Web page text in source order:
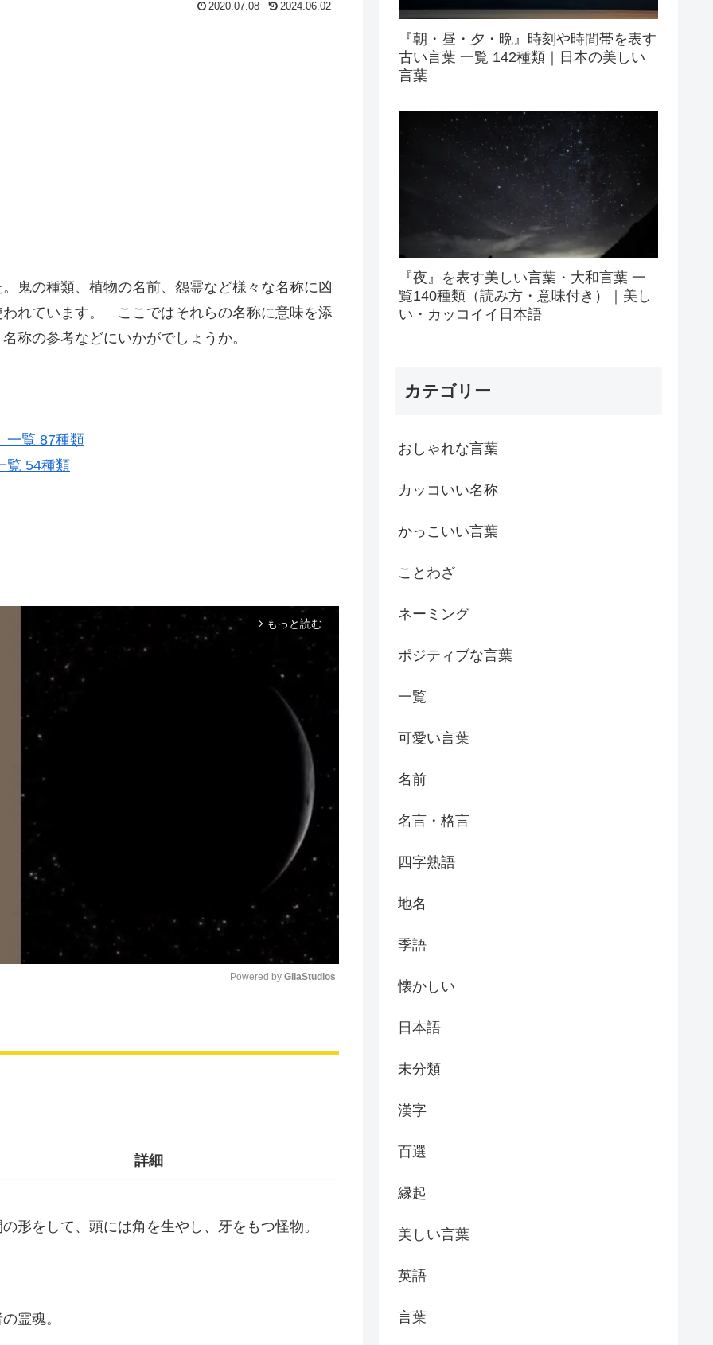
2020.07.08 2024.06.02
鬼の種類、植物の名前、怨霊など様々な名称に凶
れています。 ここではそれらの名称に意味を添
称の参考などにいかがでしょうか。
一覧 87種類
覧 54種類
arrow_forward_ios もっと読む
Powered by GliaStudios
詳細
形をして、頭には角を生やし、牙をもつ怪物。
霊魂。
『朝・昼・夕・晩』時刻や時間帯を表す
古い言葉 一覧 142種類｜日本の美しい
言葉
『夜』を表す美しい言葉・大和言葉 一
覧140種類（読み方・意味付き）｜美し
い・カッコイイ日本語
カテゴリー
おしゃれな言葉
カッコいい名称
かっこいい言葉
ことわざ
ネーミング
ポジティブな言葉
一覧
可愛い言葉
名前
名言・格言
四字熟語
地名
季語
懐かしい
日本語
未分類
漢字
百選
縁起
美しい言葉
英語
言葉